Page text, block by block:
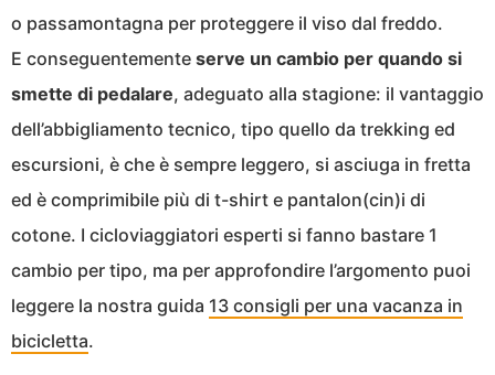
o passamontagna per proteggere il viso dal freddo.
E conseguentemente serve un cambio per quando si
smette di pedalare, adeguato alla stagione: il vantaggio
dell’abbigliamento tecnico, tipo quello da trekking ed
escursioni, è che è sempre leggero, si asciuga in fretta
ed è comprimibile più di t-shirt e pantalon(cin)i di
cotone. I cicloviaggiatori esperti si fanno bastare 1
cambio per tipo, ma per approfondire l’argomento puoi
leggere la nostra guida 13 consigli per una vacanza in
bicicletta.